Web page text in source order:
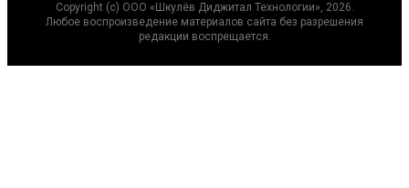
Copyright (с) ООО «Шкулёв Диджитал Технологии», 2026.
Любое воспроизведение материалов сайта без разрешения
редакции воспрещается.